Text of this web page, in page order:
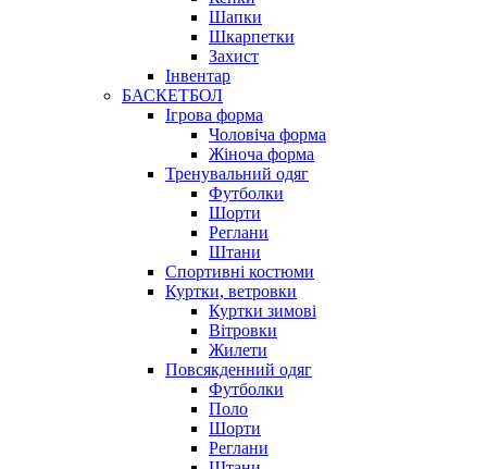
Шапки
Шкарпетки
Захист
Інвентар
БАСКЕТБОЛ
Ігрова форма
Чоловіча форма
Жіноча форма
Тренувальний одяг
Футболки
Шорти
Реглани
Штани
Спортивні костюми
Куртки, ветровки
Куртки зимові
Вітровки
Жилети
Повсякденний одяг
Футболки
Поло
Шорти
Реглани